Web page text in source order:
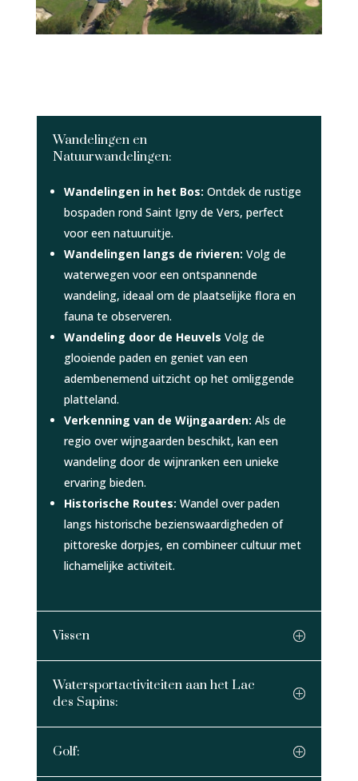
Wandelingen en
Natuurwandelingen:
Wandelingen in het Bos: Ontdek de rustige
bospaden rond Saint Igny de Vers, perfect
voor een natuuruitje.
Wandelingen langs de rivieren: Volg de
waterwegen voor een ontspannende
wandeling, ideaal om de plaatselijke flora en
fauna te observeren.
Wandeling door de Heuvels Volg de
glooiende paden en geniet van een
adembenemend uitzicht op het omliggende
platteland.
Verkenning van de Wijngaarden: Als de
regio over wijngaarden beschikt, kan een
wandeling door de wijnranken een unieke
ervaring bieden.
Historische Routes: Wandel over paden
langs historische bezienswaardigheden of
pittoreske dorpjes, en combineer cultuur met
lichamelijke activiteit.
Vissen
Watersportactiviteiten aan het Lac
des Sapins:
Golf: